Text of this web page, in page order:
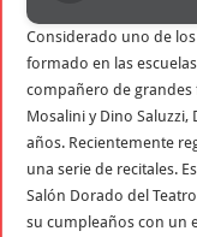
Considerado uno de
formado en las
compañero de grandes
Mosalini y Dino
años. Recientemente
una serie de recitales.
Salón Dorado del
su cumpleaños con un